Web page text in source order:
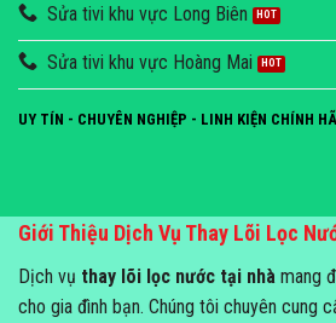
Sửa tivi khu vực Long Biên
Sửa tivi khu vực Hoàng Mai
UY TÍN - CHUYÊN NGHIỆP - LINH KIỆN CHÍNH
Giới Thiệu Dịch Vụ Thay Lõi Lọc
Dịch vụ thay lõi lọc nước tại nhà mang
cho gia đình bạn. Chúng tôi chuyên cung